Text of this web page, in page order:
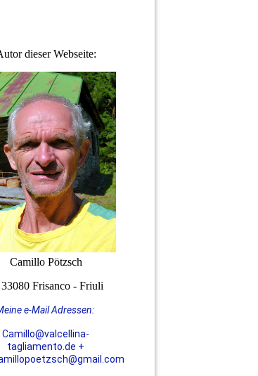
dieser Webseite:
Camillo Pötzsch
Frisanco - Friuli
e-Mail Adressen:
Camillo@valcellina-
tagliamento.de +